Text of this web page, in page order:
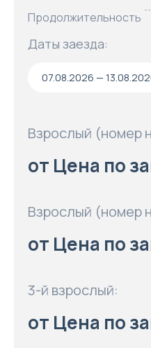
Продолжительность
Даты заезда:
07.08.2026 —
Взрослый (номер
от Цена по
Взрослый (номер
от Цена по
3-й взрослый:
от Цена по